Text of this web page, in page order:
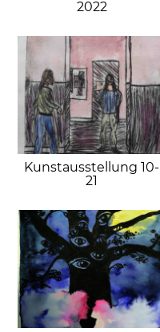
2022
Kunstausstellung 10-
21